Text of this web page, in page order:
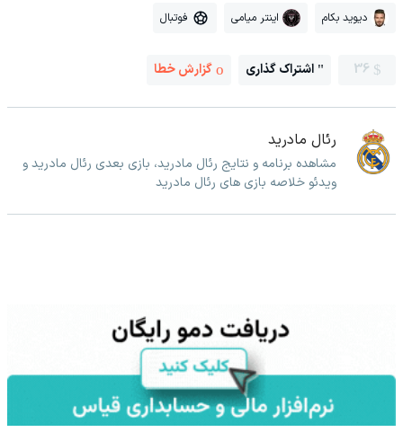
دیوید بکام اینتر میامی فوتبال
36 اشتراک گذاری گزارش خطا
رئال مادرید
مشاهده برنامه و نتایج رئال مادرید، بازی بعدی رئال مادرید و
ویدئو خلاصه بازی های رئال مادرید